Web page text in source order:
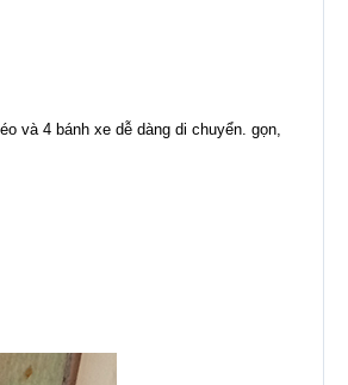
và 4 bánh xe dễ dàng di chuyển. gọn,